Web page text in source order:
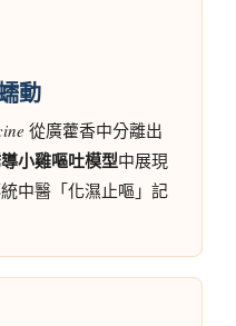
動
從廣藿香中分離出
小雞嘔吐模型中展現
中醫「化濕止嘔」記